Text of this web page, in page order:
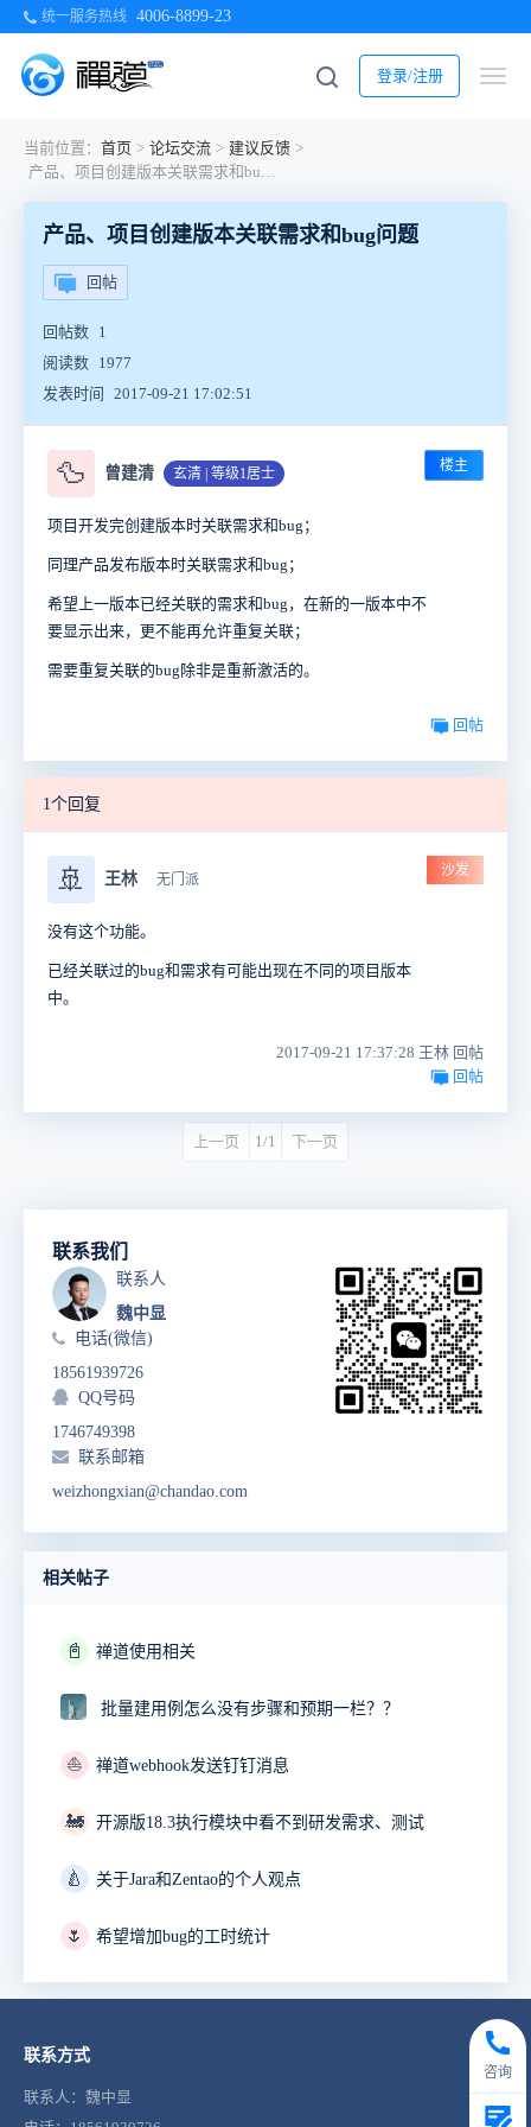
统一服务热线 4006-8899-23
登录/注册
当前位置： 首页 > 论坛交流 > 建议反馈 >
产品、项目创建版本关联需求和bug问题
产品、项目创建版本关联需求和bug问题
回帖
回帖数 1
阅读数 1977
发表时间
2017-09-21 17:02:51
🦆 曾建清 玄清 | 等级1居士 楼主
项目开发完创建版本时关联需求和bug；
同理产品发布版本时关联需求和bug；
希望上一版本已经关联的需求和bug，在新的一版本中不
要显示出来，更不能再允许重复关联；
需要重复关联的bug除非是重新激活的。
回帖
1个回复
🚢 王林 无门派
沙发
没有这个功能。
已经关联过的bug和需求有可能出现在不同的项目版本
中。
2017-09-21 17:37:28 王林 回帖
回帖
上一页 1/1 下一页
联系我们
联系人
魏中显
电话(微信)
18561939726
QQ号码
1746749398
联系邮箱
weizhongxian@chandao.com
相关帖子
📓 禅道使用相关
批量建用例怎么没有步骤和预期一栏？？
⛵ 禅道webhook发送钉钉消息
🚂 开源版18.3执行模块中看不到研发需求、测试
🍐 关于Jara和Zentao的个人观点
🌷 希望增加bug的工时统计
联系方式
联系人：魏中显
咨询